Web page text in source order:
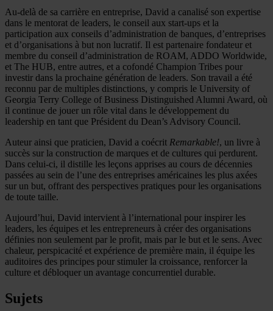
Au-delà de sa carrière en entreprise, David a canalisé son expertise
dans le mentorat de leaders, le conseil aux start-ups et la
participation aux conseils d’administration de banques, d’entreprises
et d’organisations à but non lucratif. Il est partenaire fondateur et
membre du conseil d’administration de ROAM, ADDO Worldwide,
et The HUB, entre autres, et a cofondé Champion Tribes pour
investir dans la prochaine génération de leaders. Son travail a été
reconnu par de multiples distinctions, y compris le University of
Georgia Terry College of Business Distinguished Alumni Award, où
il continue de jouer un rôle vital dans le développement du
leadership en tant que Président du Dean’s Advisory Council.
Auteur ainsi que praticien, David a coécrit Remarkable!, un livre à
succès sur la construction de marques et de cultures qui perdurent.
Dans celui-ci, il distille les leçons apprises au cours de décennies
passées au sein de l’une des entreprises américaines les plus axées
sur un but, offrant des perspectives pratiques pour les organisations
de toute taille.
Aujourd’hui, David intervient à l’international pour inspirer les
leaders, les équipes et les entrepreneurs à créer des organisations
définies non seulement par le profit, mais par le but et le sens. Avec
chaleur, perspicacité et expérience de première main, il équipe les
auditoires des principes pour stimuler la croissance, renforcer la
culture et débloquer un avantage concurrentiel durable.
Sujets